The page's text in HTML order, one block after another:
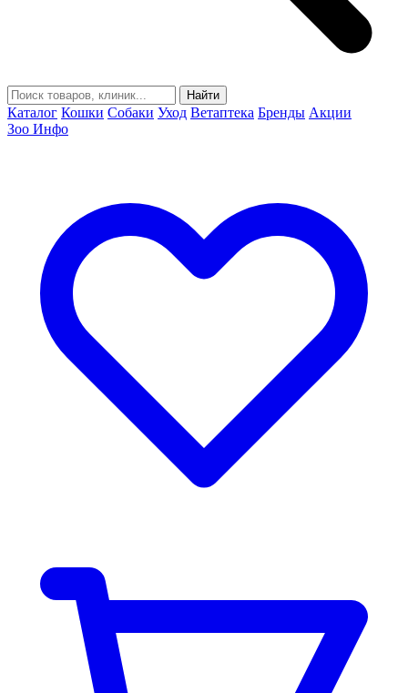
Найти
Каталог Кошки Собаки Уход Ветаптека Бренды Акции
Зоо Инфо